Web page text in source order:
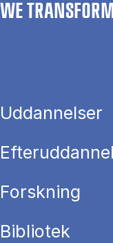
WE
Uddannelser
Forskning
Bibliotek